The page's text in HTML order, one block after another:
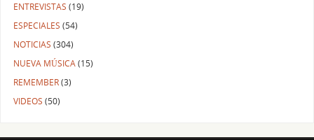
ENTREVISTAS (19)
ESPECIALES (54)
NOTICIAS (304)
NUEVA MÚSICA(15)
REMEMBER(3)
VIDEOS (50)